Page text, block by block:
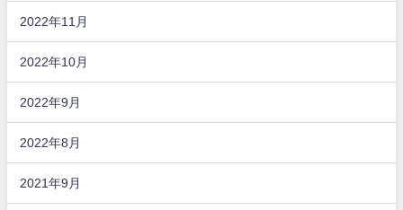
2022年11月
2022年10月
2022年9月
2022年8月
2021年9月